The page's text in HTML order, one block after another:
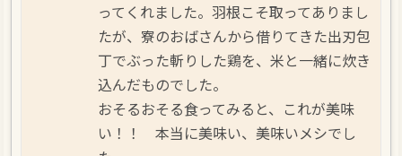
ってくれました。羽根こそ取ってありまし
たが、寮のおばさんから借りてきた出刃包
丁でぶった斬りした鶏を、米と一緒に炊き
込んだものでした。
おそるおそる食ってみると、これが美味
い！！ 本当に美味い、美味いメシでし